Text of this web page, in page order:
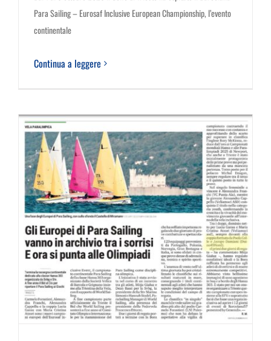
Para Sailing – Eurosaf Inclusive European Championship, l’evento
continentale
Continua a leggere